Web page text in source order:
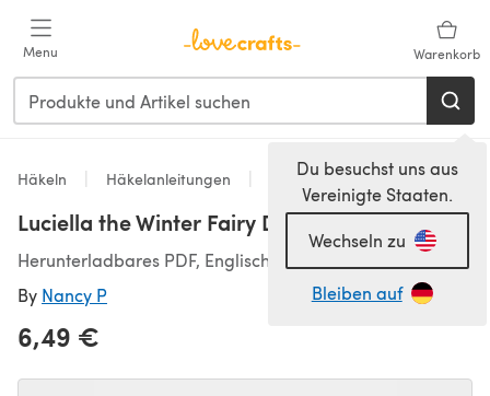
Menu Warenkorb
Du besuchst uns aus
Vereinigte Staaten.
Wechseln zu
Bleiben auf
Häkeln Häkelanleitungen Spielzeug
Luciella the Winter Fairy Doll
Herunterladbares PDF, Englisch
By Nancy P
6,49 €